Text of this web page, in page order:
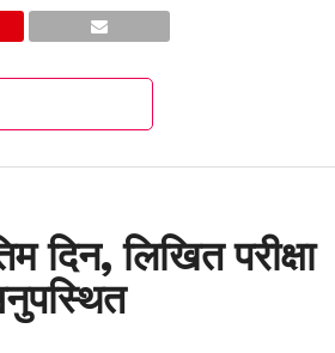
दिन, लिखित परीक्षा